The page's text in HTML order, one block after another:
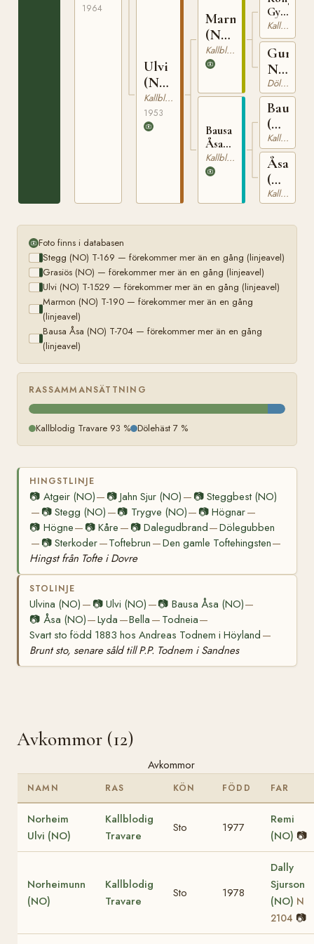
1964
Ulvi
(NO)
T-
1529
Kallblodig Travare
1953
Marmon
(NO)
T-
190
Kallblodig Travare
Bausa
Åsa
(NO)
T-704
Kallblodig Travare
Gyller
(NO)
T-
111
Kallblodig Travare
Guri
N
15043
Dölehäst
Bausen
(NO)
T-
104
Kallblodig Travare
Åsa
(NO)
NKallblodig Travare
Foto finns i databasen
Stegg (NO) T-169 — förekommer mer än en gång (linjeavel)
Grasiös (NO) — förekommer mer än en gång (linjeavel)
Ulvi (NO) T-1529 — förekommer mer än en gång (linjeavel)
Marmon (NO) T-190 — förekommer mer än en gång
(linjeavel)
Bausa Åsa (NO) T-704 — förekommer mer än en gång
(linjeavel)
RASSAMMANSÄTTNING
Kallblodig Travare 93 % Dölehäst 7 %
HINGSTLINJE
📷 Atgeir (NO)— 📷Jahn Sjur (NO) — 📷 Steggbest (NO)
— 📷Stegg (NO) —📷 Trygve (NO)— 📷Högnar—
📷 Högne— 📷Kåre — 📷 Dalegudbrand—Dölegubben
— 📷Sterkoder—Toftebrun —Den gamle Toftehingsten—
Hingst från Tofte i Dovre
STOLINJE
Ulvina (NO) — 📷Ulvi (NO) —📷 Bausa Åsa (NO)—
📷 Åsa (NO)—Lyda —Bella — Todneia—
Svart sto född 1883 hos Andreas Todnem i Höyland —
Brunt sto, senare såld till P.P. Todnem i Sandnes
Avkommor (12)
Avkommor
NAMN RAS KÖN FÖDD FAR
Norheim
Ulvi (NO)
Kallblodig
Travare
Sto 1977
Remi
(NO) 📷
Norheimunn
(NO)
Kallblodig
Travare
Sto 1978
Dally
Sjurson
(NO) N
2104 📷